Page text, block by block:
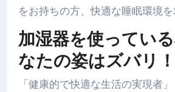
をお持ちの方、快適な睡眠環境を
加湿器を使ってい
なたの姿はズバリ！
「健康的で快適な生活の実現者